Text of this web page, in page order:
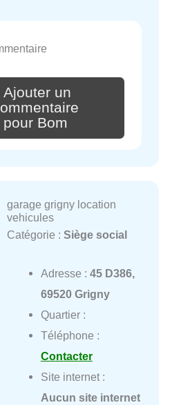
Ajouter un
pour Bom
garage grigny location
vehicules
Catégorie : Siège social
Adresse : 45 D386,
69520 Grigny
Quartier :
Téléphone :
Contacter
Site internet :
Aucun site internet